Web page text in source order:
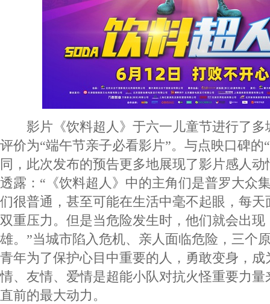
影片《饮料超人》于六一儿童节进行了多
评价为“端午节亲子必看影片”。与点映口碑的
同，此次发布的预告更多地展现了影片感人
透露：“《饮料超人》中的主角们是普罗大众
们很普通，甚至可能在生活中毫不起眼，每
双重压力。但是当危险发生时，他们就会出
雄。”当城市陷入危机、亲人面临危险，三个
青年为了保护心目中重要的人，勇敢变身，
情、友情、爱情是超能小队对抗火怪重要力
直前的最大动力。